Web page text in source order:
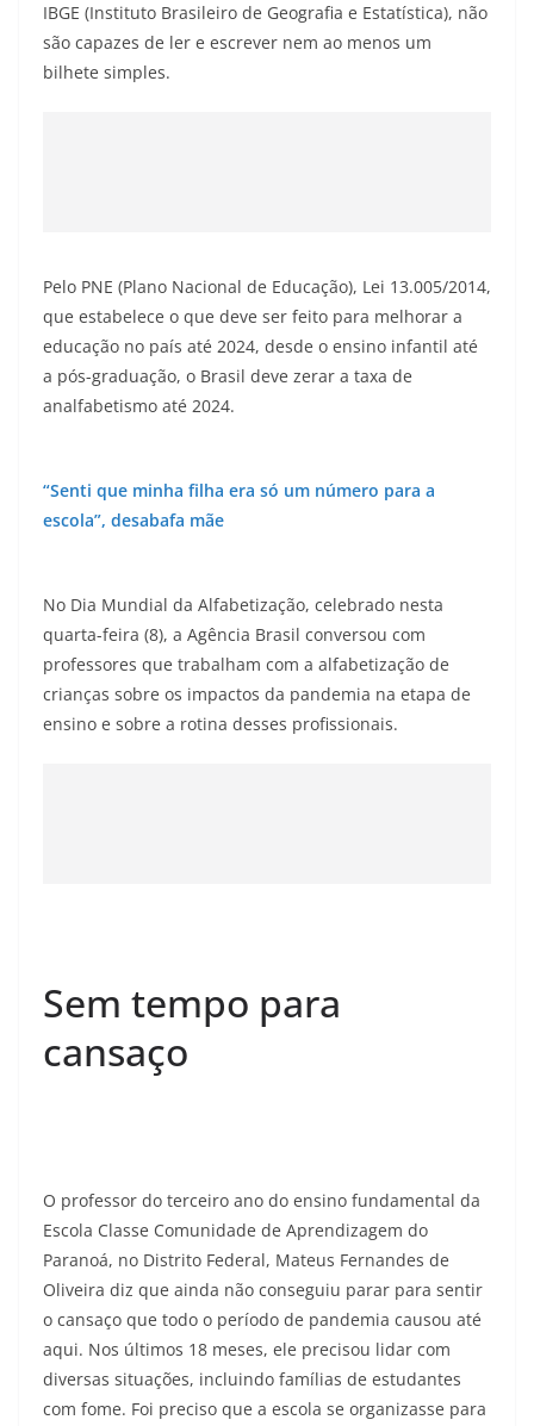
IBGE (Instituto Brasileiro de Geografia e Estatística), não
são capazes de ler e escrever nem ao menos um
bilhete simples.
Pelo PNE (Plano Nacional de Educação), Lei 13.005/2014,
que estabelece o que deve ser feito para melhorar a
educação no país até 2024, desde o ensino infantil até
a pós-graduação, o Brasil deve zerar a taxa de
analfabetismo até 2024.
“Senti que minha filha era só um número para a
escola”, desabafa mãe
No Dia Mundial da Alfabetização, celebrado nesta
quarta-feira (8), a Agência Brasil conversou com
professores que trabalham com a alfabetização de
crianças sobre os impactos da pandemia na etapa de
ensino e sobre a rotina desses profissionais.
Sem tempo para
cansaço
O professor do terceiro ano do ensino fundamental da
Escola Classe Comunidade de Aprendizagem do
Paranoá, no Distrito Federal, Mateus Fernandes de
Oliveira diz que ainda não conseguiu parar para sentir
o cansaço que todo o período de pandemia causou até
aqui. Nos últimos 18 meses, ele precisou lidar com
diversas situações, incluindo famílias de estudantes
com fome. Foi preciso que a escola se organizasse para